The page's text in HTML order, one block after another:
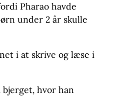
Pharao havde
under 2 år skulle
i at skrive og læse i
bjerget, hvor han